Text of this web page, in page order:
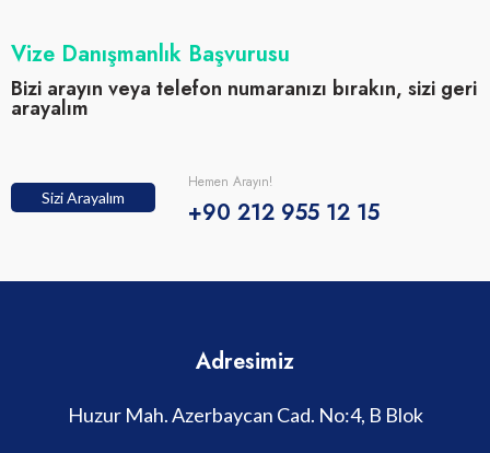
Vize Danışmanlık Başvurusu
Bizi arayın veya telefon numaranızı bırakın, sizi geri
arayalım
Sizi Arayalım
Hemen Arayın!
+90 212 955 12 15
Adresimiz
Huzur Mah. Azerbaycan Cad. No:4, B Blok